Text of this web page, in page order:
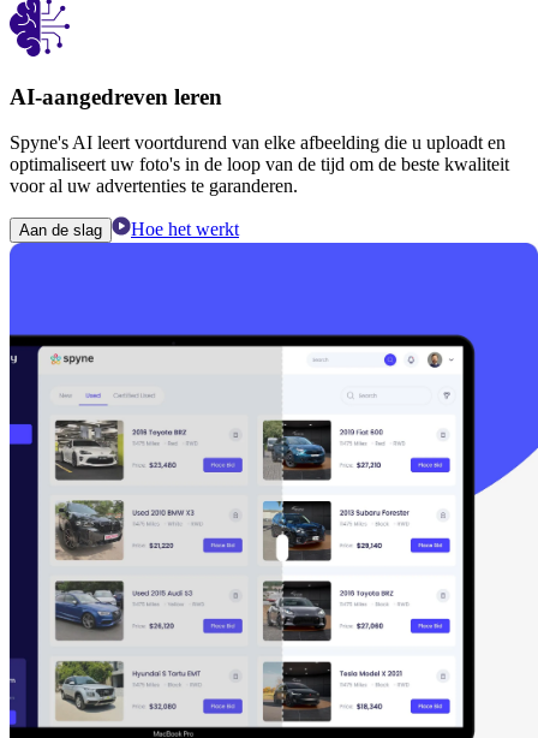
AI-aangedreven leren
Spyne's AI leert voortdurend van elke afbeelding die u uploadt en
optimaliseert uw foto's in de loop van de tijd om de beste kwaliteit
voor al uw advertenties te garanderen.
Aan de slag Hoe het werkt